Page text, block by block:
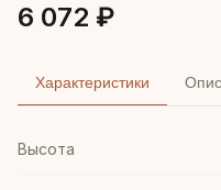
6 072 ₽
Характеристики
Высота